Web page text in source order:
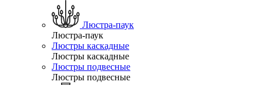
Люстра-паук
Люстра-паук
Люстры каскадные
Люстры каскадные
Люстры подвесные
Люстры подвесные